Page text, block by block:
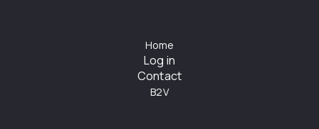
Home
Log in
Contact
B2V